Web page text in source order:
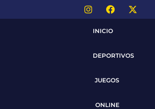
INICIO
DEPORTIVOS
JUEGOS
ONLINE